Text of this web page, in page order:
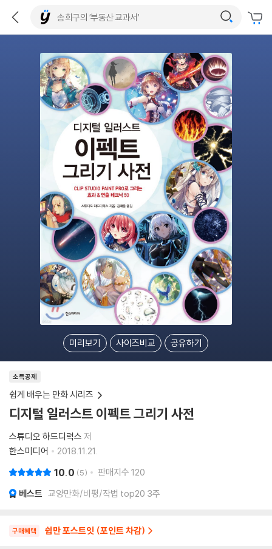
미리보기 사이즈비교 공유하기
소득공제
쉽게 배우는 만화 시리즈
디지털 일러스트 이펙트 그리기 사전
스튜디오 하드디럭스 저
한스미디어
2018.11.21.
10.0 5 판매지수 120
베스트 교양만화/비평/작법 top20 3주
구매혜택 쉽만 포스트잇 (포인트 차감)